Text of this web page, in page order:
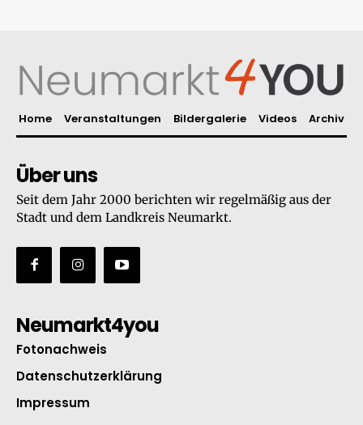
Home Veranstaltungen Bildergalerie Videos Archiv
Über uns
Seit dem Jahr 2000 berichten wir regelmäßig aus der
Stadt und dem Landkreis Neumarkt.
Neumarkt4you
Fotonachweis
Datenschutzerklärung
Impressum